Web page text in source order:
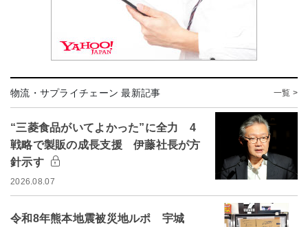
物流・サプライチェーン 最新記事 一覧 >
“三菱食品がいてよかった”に全力 4
戦略で製販の成長支援 伊藤社長が方
針示す
2026.08.07
令和8年熊本地震被災地ルポ 宇城